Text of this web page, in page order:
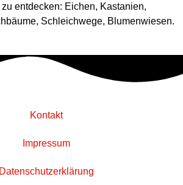
entdecken: Eichen, Kastanien,
Schleichwege, Blumenwiesen.
Kontakt
Impressum
Datenschutzerklärung